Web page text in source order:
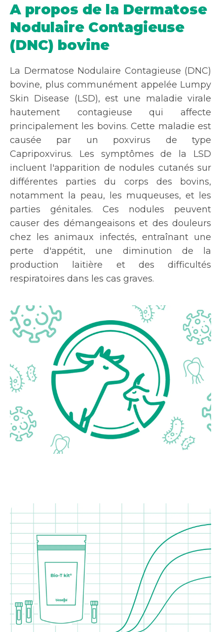
A propos de la Dermatose
Nodulaire Contagieuse
(DNC) bovine
La Dermatose Nodulaire Contagieuse (DNC)
bovine, plus communément appelée Lumpy
Skin Disease (LSD), est une maladie virale
hautement contagieuse qui affecte
principalement les bovins. Cette maladie est
causée par un poxvirus de type
Capripoxvirus. Les symptômes de la LSD
incluent l'apparition de nodules cutanés sur
différentes parties du corps des bovins,
notamment la peau, les muqueuses, et les
parties génitales. Ces nodules peuvent
causer des démangeaisons et des douleurs
chez les animaux infectés, entraînant une
perte d'appétit, une diminution de la
production laitière et des difficultés
respiratoires dans les cas graves.